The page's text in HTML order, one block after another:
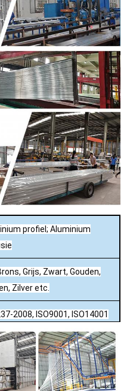
profiel; Aluminium
Grijs, Zwart, Gouden,
Zilver etc.
2008, ISO9001, ISO14001
per maand
/ Anodiseren (oxidatie) /
/ Poedercoaten /